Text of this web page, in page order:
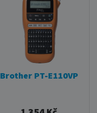
Brother PT-E110VP